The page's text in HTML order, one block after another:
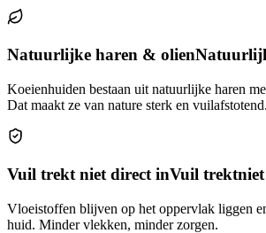
Natuurlijke haren & olien
Koeienhuiden bestaan uit natuurlijke haren
Dat maakt ze van nature sterk en vuilafstotend.
Vuil trekt niet direct inVuil trekt
Vloeistoffen blijven op het oppervlak liggen
huid. Minder vlekken, minder zorgen.